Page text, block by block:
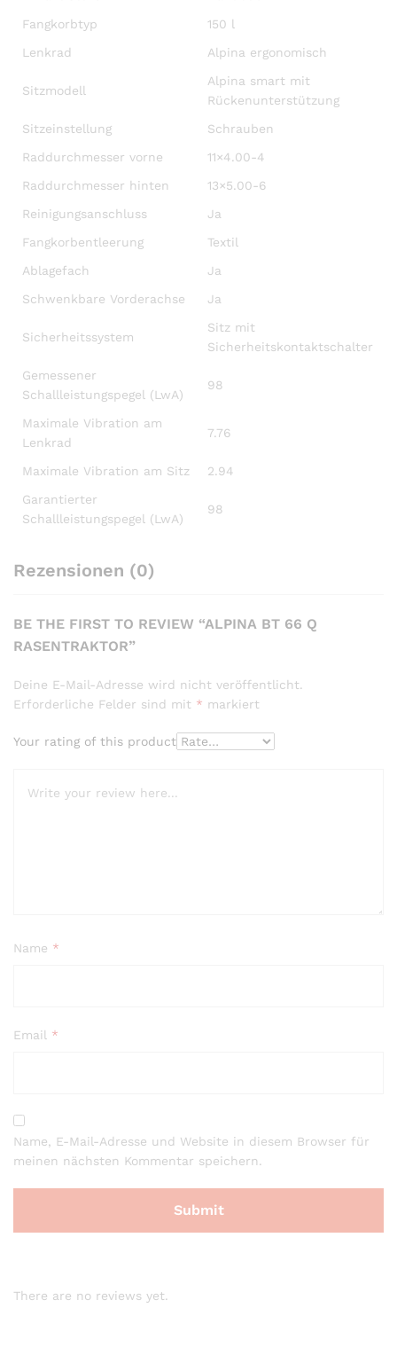
Fangkorbtyp
150 l
Lenkrad
Alpina ergonomisch
Sitzmodell
Alpina smart mit
Rückenunterstützung
Sitzeinstellung
Schrauben
Raddurchmesser vorne
11×4.00-4
Raddurchmesser hinten
13×5.00-6
Reinigungsanschluss
Ja
Fangkorbentleerung
Textil
Ablagefach
Ja
Schwenkbare Vorderachse
Ja
Sicherheitssystem
Sitz mit
Sicherheitskontaktschalter
Gemessener
Schallleistungspegel (LwA)
98
Maximale Vibration am
Lenkrad
7.76
Maximale Vibration am Sitz
2.94
Garantierter
Schallleistungspegel (LwA)
98
Rezensionen (0)
BE THE FIRST TO REVIEW “ALPINA BT 66 Q
RASENTRAKTOR”
Deine E-Mail-Adresse wird nicht veröffentlicht.
Erforderliche Felder sind mit * markiert
Your rating of this product
Name *
Email *
Name, E-Mail-Adresse und Website in diesem Browser für
meinen nächsten Kommentar speichern.
There are no reviews yet.